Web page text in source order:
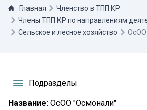
Главная
Членство в ТПП КР
Члены ТПП КР по направлениям
Сельское и лесное хозяйство
ОсОО
Подразделы
Название: ОсОО "Осмонали"